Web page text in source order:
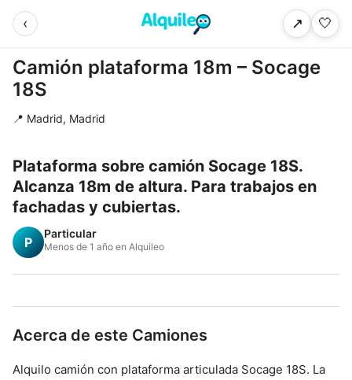
‹ ↗ 🤍
Camión plataforma 18m – Socage
18S
📍 Madrid, Madrid
Plataforma sobre camión Socage 18S.
Alcanza 18m de altura. Para trabajos en
fachadas y cubiertas.
P
Particular
Menos de 1 año en Alquileo
Acerca de este Camiones
Alquilo camión con plataforma articulada Socage 18S. La